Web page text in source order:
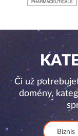
Či už
domény,
Biznis